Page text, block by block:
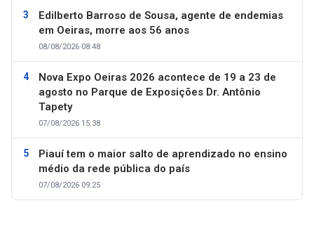
Edilberto Barroso de Sousa, agente de endemias
em Oeiras, morre aos 56 anos
08/08/2026 08:48
Nova Expo Oeiras 2026 acontece de 19 a 23 de
agosto no Parque de Exposições Dr. Antônio
Tapety
07/08/2026 15:38
Piauí tem o maior salto de aprendizado no ensino
médio da rede pública do país
07/08/2026 09:25